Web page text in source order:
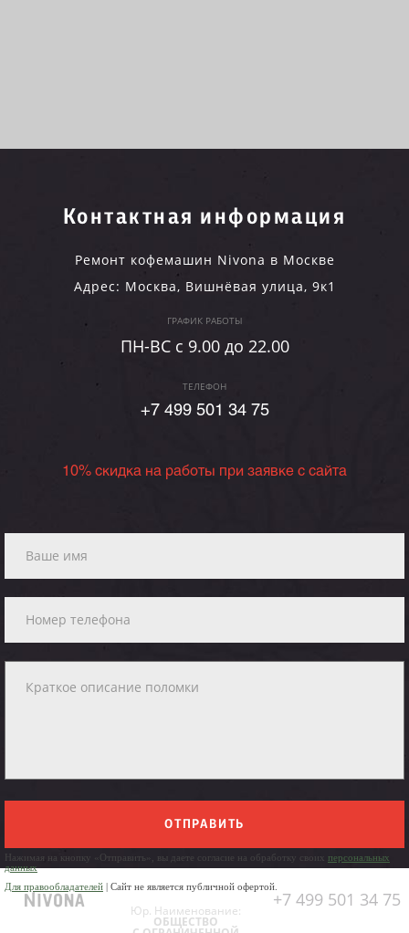
Контактная информация
Ремонт кофемашин Nivona в Москве
Адрес: Москва, Вишнёвая улица, 9к1
ГРАФИК РАБОТЫ
ПН-ВC c 9.00 до 22.00
ТЕЛЕФОН
+7 499 501 34 75
10% скидка на работы при заявке с сайта
ОТПРАВИТЬ
Нажимая на кнопку «Отправить», вы даете согласие на обработку своих персональных
данных
Для правообладателей | Сайт не является публичной офертой.
+7 499 501 34 75
Юр. Наименование:
ОБЩЕСТВО